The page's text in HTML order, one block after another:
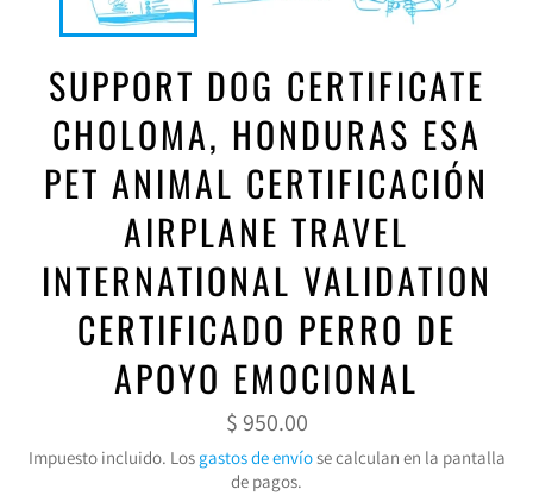
SUPPORT DOG CERTIFICATE
CHOLOMA, HONDURAS ESA
PET ANIMAL CERTIFICACIÓN
AIRPLANE TRAVEL
INTERNATIONAL VALIDATION
CERTIFICADO PERRO DE
APOYO EMOCIONAL
Precio
habitual
$ 950.00
Impuesto incluido. Los gastos de envíose calculan en la pantalla
de pagos.